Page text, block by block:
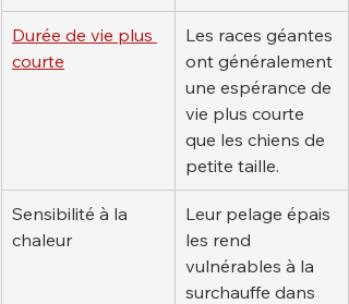
Durée de vie plus
courte
Les races géantes
ont généralement
une espérance de
vie plus courte
que les chiens de
petite taille.
Sensibilité à la
chaleur
Leur pelage épais
les rend
vulnérables à la
surchauffe dans